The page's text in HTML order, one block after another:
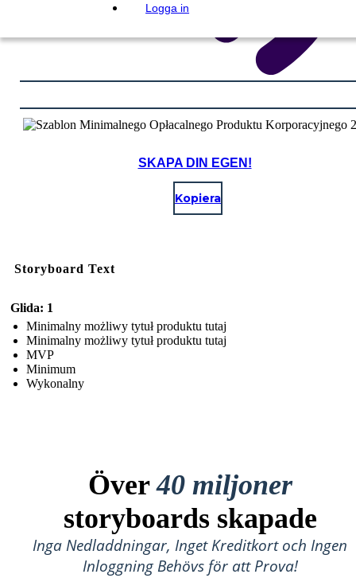
Logga in
SKAPA DIN EGEN!
Kopiera
Storyboard Text
Glida: 1
Minimalny możliwy tytuł produktu tutaj
Minimalny możliwy tytuł produktu tutaj
MVP
Minimum
Wykonalny
Över40 miljoner
storyboards skapade
Inga Nedladdningar, Inget Kreditkort och Ingen
Inloggning Behövs för att Prova!